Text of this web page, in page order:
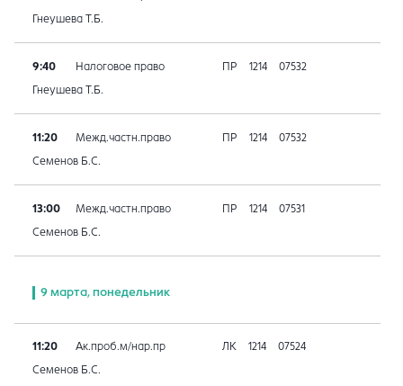
Гнеушева Т.Б.
9:40 Налоговое право ПР 1214 07532
Гнеушева Т.Б.
11:20 Межд.частн.право ПР 1214 07532
Семенов Б.С.
13:00 Межд.частн.право ПР 1214 07531
Семенов Б.С.
9 марта, понедельник
11:20 Ак.проб.м/нар.пр ЛК 1214 07524
Семенов Б.С.